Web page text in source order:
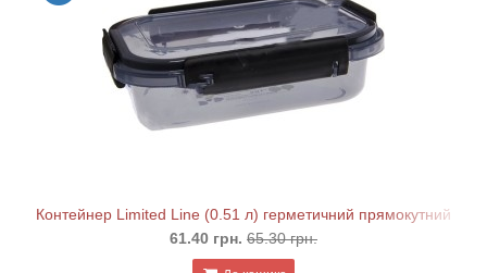
Контейнер Limited Line (0.51 л) герметичний прямокутний
61.40 грн. 65.30 грн.